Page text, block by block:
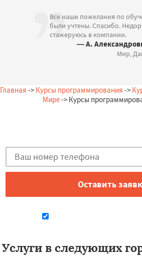
Все наши пожелания по
были учтены. Спасибо.
стажеруюсь в компании.
— А.
Мир,
Главная -> Курсы программирования ->
Мире-> Курсы
Услуги в следующих